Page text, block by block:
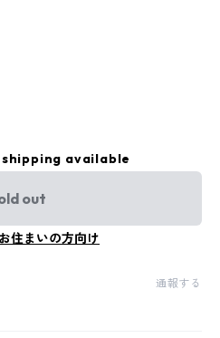
available
out
住まいの方向け
通報する